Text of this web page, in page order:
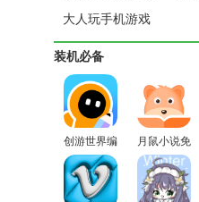
游戏排行榜
大人玩手机游戏
安卓版下载
装机必备
创游世界编
辑器app官
方免费版
月鼠小说免
费版官方下
载